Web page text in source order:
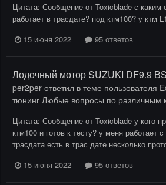
Цитата: Сообщение от Toxicblade с каким
работает в трасдате? под ктм100? у ктм
15 июня 2022
95 ответов
Лодочный мотор SUZUKI DF9.9
per2per ответил в теме пользователя
тюнинг Любые вопросы по различным
Цитата: Сообщение от Toxicblade у кого
ктм100 и готов к тесту? у меня работает
трасдата есть в трас дате несколько
15 июня 2022
95 ответов